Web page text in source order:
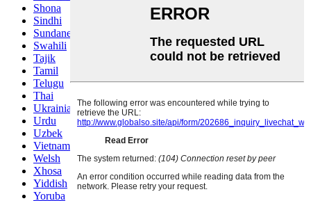
Shona
Sindhi
Sundanese
Swahili
Tajik
Tamil
Telugu
Thai
Ukrainian
Urdu
Uzbek
Vietnamese
Welsh
Xhosa
Yiddish
Yoruba